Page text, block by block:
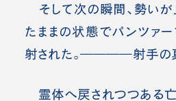
そして次の瞬間、勢いが
たままの状態でパンツァ
射された。――――射手の真
霊体へ戻されつつある亡